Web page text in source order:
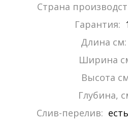
Страна
Гарантия:
Длина см:
Ширина
Высота
Глубина,
Слив-перелив: